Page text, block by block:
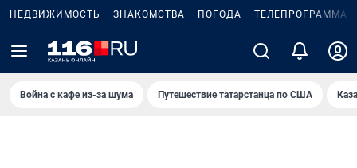
НЕДВИЖИМОСТЬ ЗНАКОМСТВА ПОГОДА ТЕЛЕПРОГРАММА
Война с кафе из-за шума Путешествие татарстанца по США